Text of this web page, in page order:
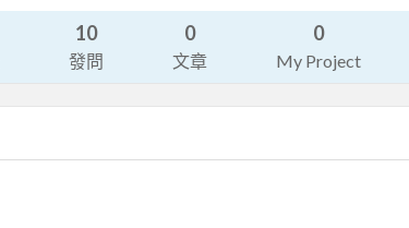
10
發問
0
文章
0
My Project